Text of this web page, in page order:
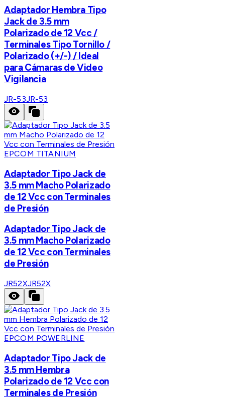
Adaptador Hembra Tipo
Jack de 3.5 mm
Polarizado de 12 Vcc /
Terminales Tipo Tornillo /
Polarizado (+/-) / Ideal
para Cámaras de Video
Vigilancia
JR-53JR-53
EPCOM TITANIUM
Adaptador Tipo Jack de
3.5 mm Macho Polarizado
de 12 Vcc con Terminales
de Presión
Adaptador Tipo Jack de
3.5 mm Macho Polarizado
de 12 Vcc con Terminales
de Presión
JR52XJR52X
EPCOM POWERLINE
Adaptador Tipo Jack de
3.5 mm Hembra
Polarizado de 12 Vcc con
Terminales de Presión